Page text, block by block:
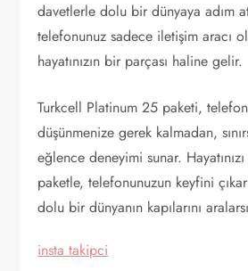
davetlerle dolu bir dünyaya adım
telefonunuz sadece iletişim aracı
hayatınızın bir parçası haline gelir.
Turkcell Platinum 25 paketi, telefon
düşünmenize gerek kalmadan,
eğlence deneyimi sunar.
paketle, telefonunuzun keyfini
dolu bir dünyanın kapılarını
insta takipci